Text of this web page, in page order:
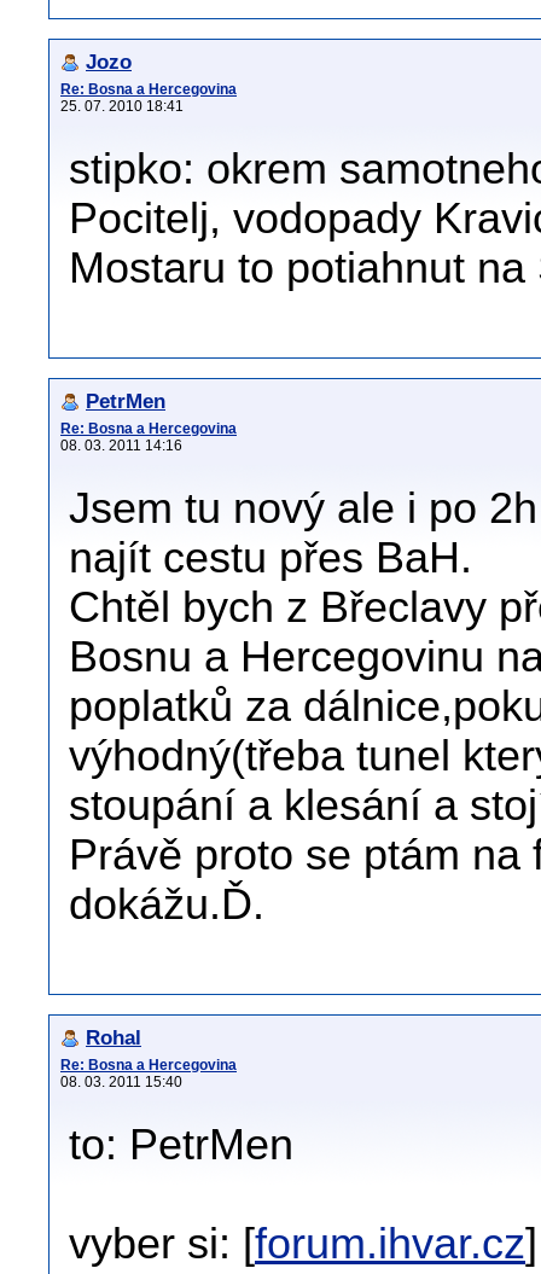
Jozo
Re: Bosna a Hercegovina
25. 07. 2010 18:41
stipko: okrem
Pocitelj, vodopady
Mostaru to potiahnut
PetrMen
Re: Bosna a Hercegovina
08. 03. 2011 14:16
Jsem tu nový ale i po
najít cestu přes BaH.
Chtěl bych z Břeclavy
Bosnu a Hercegovinu
poplatků za
výhodný(třeba tunel
stoupání a klesání a
Právě proto se ptám
dokážu.Ď.
Rohal
Re: Bosna a Hercegovina
08. 03. 2011 15:40
to: PetrMen
vyber si: [forum.ihvar.cz]